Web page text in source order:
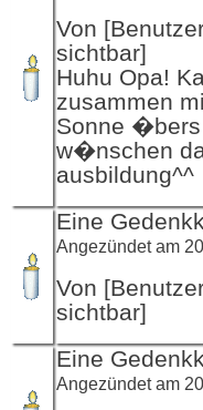
Von
sichtbar]
Huhu Opa!
zusammen
Sonne
w�nschen
ausbildung^^
Eine
Angezündet am
Von
sichtbar]
Eine
Angezündet am